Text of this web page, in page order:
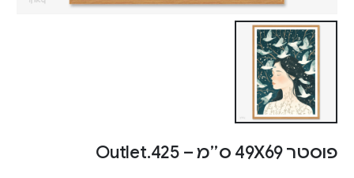
פוסטר 49X69 ס״מ – Outlet.425